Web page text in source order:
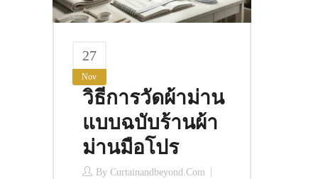
27
Nov
วิธีการวัดผ้าม่าน
แบบฉบับร้านผ้า
ม่านมือโปร
By Curtainandbeyond.com